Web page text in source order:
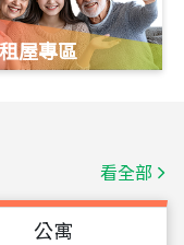
屋專區
看全部
公寓